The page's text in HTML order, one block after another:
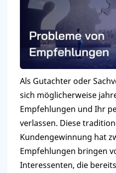
Als Gutachter oder
sich möglicherweise
Empfehlungen und Ihr
verlassen. Diese
Kundengewinnung hat
Empfehlungen bringen
Interessenten, die